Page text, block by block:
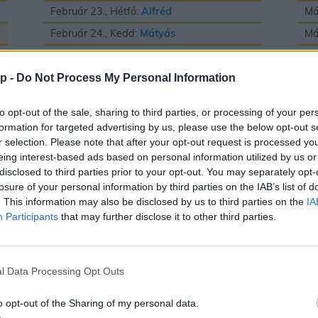
- Do Not Process My Personal Information
opt-out of the sale, sharing to third parties, or processing of your
for targeted advertising by us, please use the below opt-out
selection. Please note that after your opt-out request is processed
interest-based ads based on personal information utilized by us
to third parties prior to your opt-out. You may separately
of your personal information by third parties on the IAB’s list of
This information may also be disclosed by us to third parties on the
Participants that may further disclose it to other third parties.
Data Processing Opt Outs
opt-out of the Sharing of my personal data.
Február 23., Hétfő: Alfréd
Február 24., Kedd: Mátyás
Február 25., Szerda:Géza
Február 26., Csütörtök:Edina
Február 28., Szombat:
Elemér
Május 2., Szombat:Zsigmond